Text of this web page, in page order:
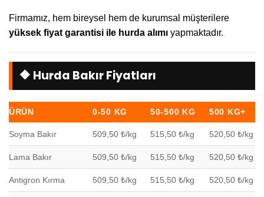
Firmamız, hem bireysel hem de kurumsal müşterilere
yüksek fiyat garantisi ile hurda alımı yapmaktadır.
🔶 Hurda Bakır Fiyatları
ÜRÜN 0-50 KG 50-500 KG 500 KG+
Soyma Bakır 509,50 ₺/kg 515,50 ₺/kg 520,50 ₺/kg
Lama Bakır 509,50 ₺/kg 515,50 ₺/kg 520,50 ₺/kg
Antigron Kırma 509,50 ₺/kg 515,50 ₺/kg 520,50 ₺/kg